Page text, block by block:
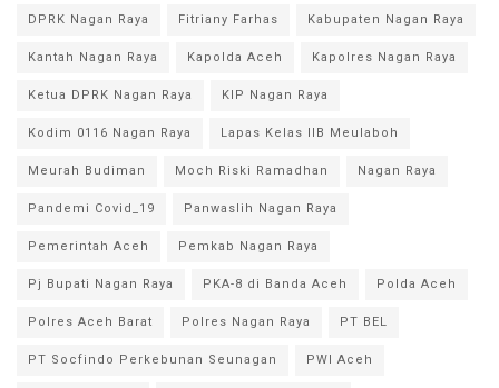
DPRK Nagan Raya Fitriany Farhas Kabupaten Nagan Raya
Kantah Nagan Raya Kapolda Aceh Kapolres Nagan Raya
Ketua DPRK Nagan Raya KIP Nagan Raya
Kodim 0116 Nagan Raya Lapas Kelas IIB Meulaboh
Meurah Budiman Moch Riski Ramadhan Nagan Raya
Pandemi Covid_19 Panwaslih Nagan Raya
Pemerintah Aceh Pemkab Nagan Raya
Pj Bupati Nagan Raya PKA-8 di Banda Aceh Polda Aceh
Polres Aceh Barat Polres Nagan Raya PT BEL
PT Socfindo Perkebunan Seunagan PWI Aceh